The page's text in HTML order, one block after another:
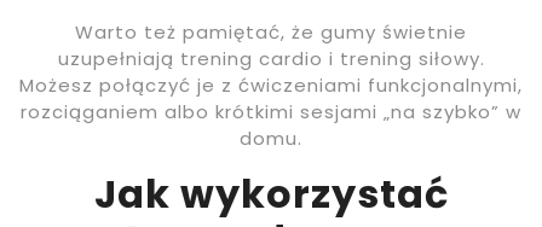
Warto też pamiętać, że gumy świetnie
uzupełniają trening cardio i trening siłowy.
Możesz połączyć je z ćwiczeniami funkcjonalnymi,
rozciąganiem albo krótkimi sesjami „na szybko” w
domu.
Jak wykorzystać